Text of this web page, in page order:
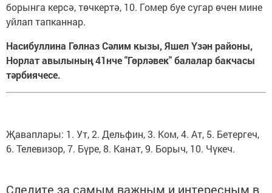
борынга керсә, төчкертә, 10. Гомер буе сугар өчен мине
уйлап тапканнар.
Насибуллина Гөлназ Сәлим кызы, Яшел Үзән районы,
Норлат авылының 41нче "Гөрләвек" балалар бакчасы
тәрбиячесе.
Җаваплары: 1. Ут, 2. Дельфин, 3. Ком, 4. Ат, 5. Бетергеч,
6. Телевизор, 7. Бүре, 8. Канат, 9. Борыч, 10. Чүкеч.
Следите за самым важным и интересным в